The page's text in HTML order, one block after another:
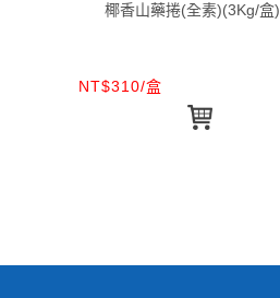
椰香山藥捲(全素)(3Kg/盒)
NT$310/盒